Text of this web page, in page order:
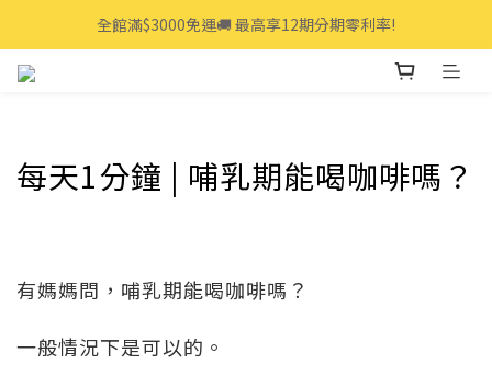
全館滿$3000免運🚚 最高享12期分期零利率!
全館滿$3000免運🚚 最高享12期分期零利率!
每天1分鐘 | 哺乳期能喝咖啡嗎？
有媽媽問，哺乳期能喝咖啡嗎？
一般情況下是可以的。